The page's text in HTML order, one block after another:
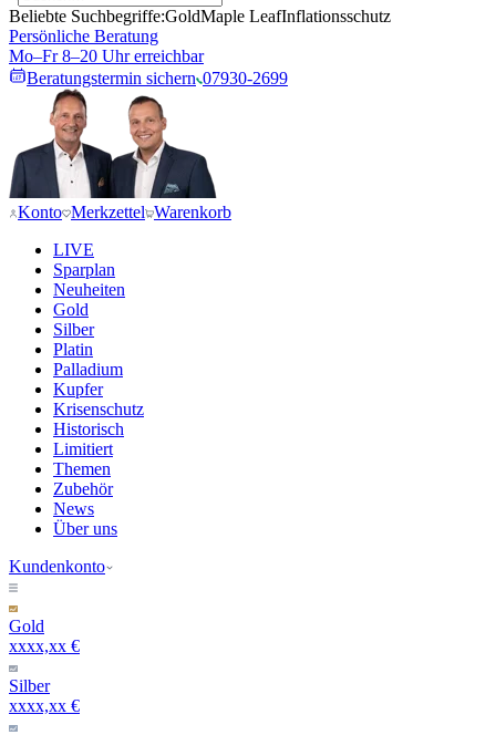
Beliebte Suchbegriffe:GoldMaple LeafInflationsschutz
Persönliche Beratung
Mo–Fr 8–20 Uhr erreichbar
Beratungstermin sichern 07930-2699
Konto Merkzettel Warenkorb
LIVE
Sparplan
Neuheiten
Gold
Silber
Platin
Palladium
Kupfer
Krisenschutz
Historisch
Limitiert
Themen
Zubehör
News
Über uns
Kundenkonto
Gold
xxxx,xx €
Silber
xxxx,xx €